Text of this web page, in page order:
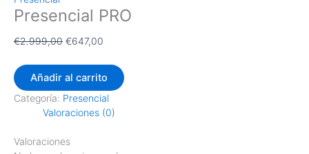
Presencial PRO
€2.999,00 €647,00
Añadir al carrito
Categoría: Presencial
Valoraciones (0)
Valoraciones